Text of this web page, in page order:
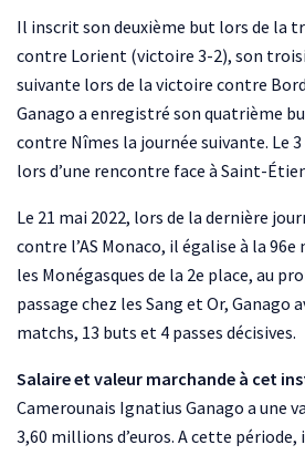
Il inscrit son deuxième but lors de la
contre Lorient (victoire 3-2), son
suivante lors de la victoire contre
Ganago a enregistré son quatrième
contre Nîmes la journée suivante. Le
lors d’une rencontre face à Saint-
Le 21 mai 2022, lors de la dernière
contre l’AS Monaco, il égalise à la
les Monégasques de la 2e place, au
passage chez les Sang et Or, Ganago
matchs, 13 buts et 4 passes décisives.
Salaire et valeur marchande à cet
Camerounais Ignatius Ganago a une
3,60 millions d’euros. A cette